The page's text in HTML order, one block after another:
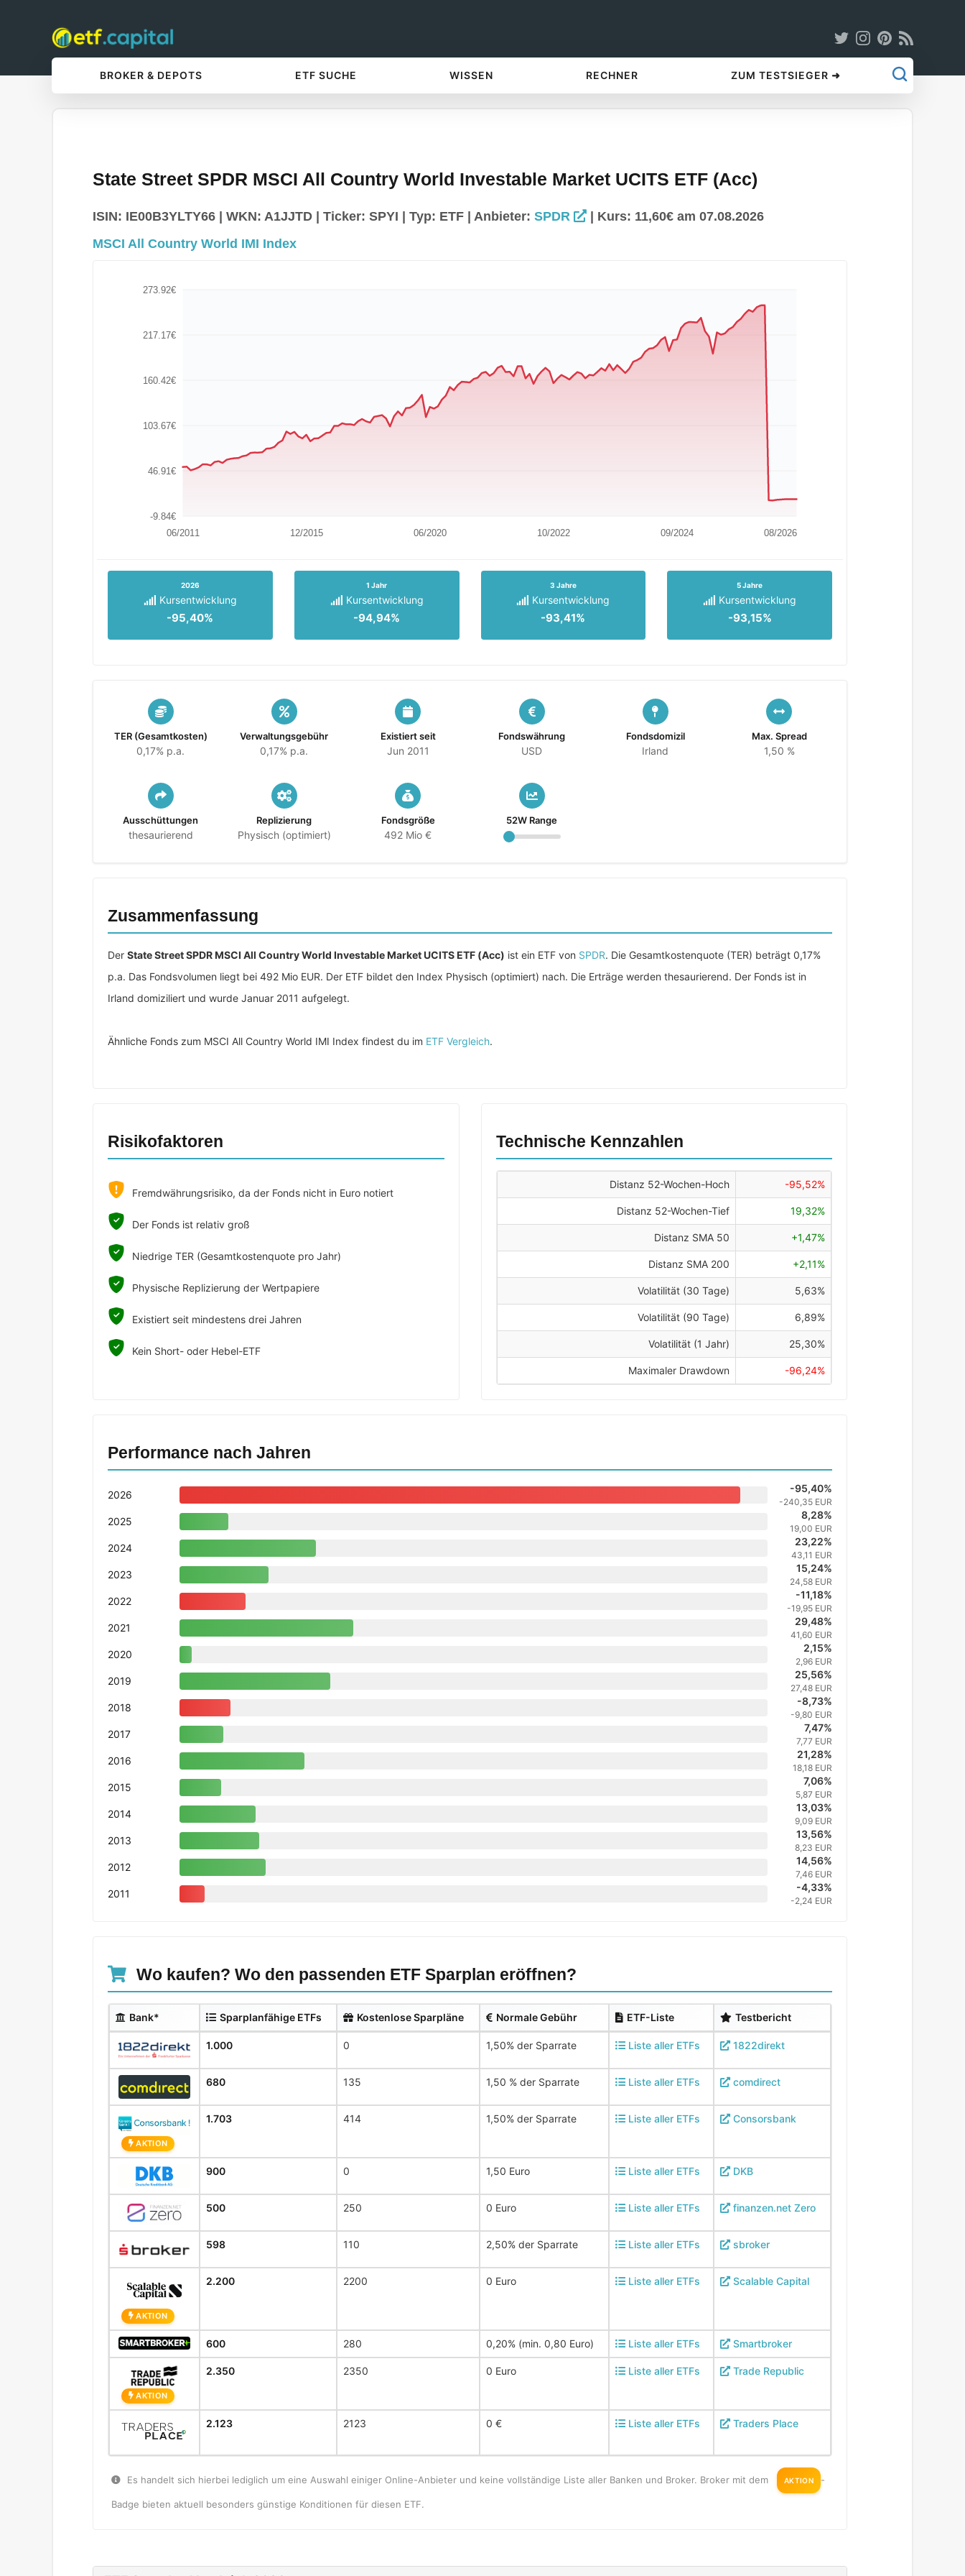
BROKER & DEPOTS ETF SUCHE WISSEN RECHNER ZUM TESTSIEGER ➜
State Street SPDR MSCI All Country World Investable Market UCITS ETF (Acc)
ISIN: IE00B3YLTY66 | WKN: A1JJTD | Ticker: SPYI | Typ: ETF | Anbieter: SPDR
| Kurs: 11,60€ am 07.08.2026
MSCI All Country World IMI Index
-9.84€
46.91€
103.67€
160.42€
217.17€
273.92€
06/2011 12/2015 06/2020 10/2022 09/2024 08/2026
2026
Kursentwicklung
-95,40%
1 Jahr
Kursentwicklung
-94,94%
3 Jahre
Kursentwicklung
-93,41%
5 Jahre
Kursentwicklung
-93,15%
TER (Gesamtkosten)
0,17% p.a.
Verwaltungsgebühr
0,17% p.a.
Existiert seit
Jun 2011
Fondswährung
USD
Fondsdomizil
Irland
Max. Spread
1,50 %
Ausschüttungen
thesaurierend
Replizierung
Physisch (optimiert)
Fondsgröße
492 Mio €
52W Range
Zusammenfassung
Der State Street SPDR MSCI All Country World Investable Market UCITS ETF (Acc) ist ein ETF von SPDR. Die Gesamtkostenquote (TER) beträgt 0,17%
p.a. Das Fondsvolumen liegt bei 492 Mio EUR. Der ETF bildet den Index Physisch (optimiert) nach. Die Erträge werden thesaurierend. Der Fonds ist in
Irland domiziliert und wurde Januar 2011 aufgelegt.
Ähnliche Fonds zum MSCI All Country World IMI Index findest du im ETF Vergleich.
Risikofaktoren
Fremdwährungsrisiko, da der Fonds nicht in Euro notiert
Der Fonds ist relativ groß
Niedrige TER (Gesamtkostenquote pro Jahr)
Physische Replizierung der Wertpapiere
Existiert seit mindestens drei Jahren
Kein Short- oder Hebel-ETF
Technische Kennzahlen
Distanz 52-Wochen-Hoch -95,52%
Distanz 52-Wochen-Tief 19,32%
Distanz SMA 50 +1,47%
Distanz SMA 200 +2,11%
Volatilität (30 Tage) 5,63%
Volatilität (90 Tage) 6,89%
Volatilität (1 Jahr) 25,30%
Maximaler Drawdown -96,24%
Performance nach Jahren
2026 -95,40%
-240,35 EUR
2025 8,28%
19,00 EUR
2024 23,22%
43,11 EUR
2023 15,24%
24,58 EUR
2022 -11,18%
-19,95 EUR
2021 29,48%
41,60 EUR
2020 2,15%
2,96 EUR
2019 25,56%
27,48 EUR
2018 -8,73%
-9,80 EUR
2017 7,47%
7,77 EUR
2016 21,28%
18,18 EUR
2015 7,06%
5,87 EUR
2014 13,03%
9,09 EUR
2013 13,56%
8,23 EUR
2012 14,56%
7,46 EUR
2011 -4,33%
-2,24 EUR
Wo kaufen? Wo den passenden ETF Sparplan eröffnen?
Bank* Sparplanfähige ETFs Kostenlose Sparpläne Normale Gebühr ETF-Liste Testbericht
1.000 0 1,50% der Sparrate Liste aller ETFs 1822direkt
680 135 1,50 % der Sparrate Liste aller ETFs comdirect
AKTION
1.703 414 1,50% der Sparrate Liste aller ETFs Consorsbank
900 0 1,50 Euro Liste aller ETFs DKB
500 250 0 Euro Liste aller ETFs finanzen.net Zero
598 110 2,50% der Sparrate Liste aller ETFs sbroker
AKTION
2.200 2200 0 Euro Liste aller ETFs Scalable Capital
600 280 0,20% (min. 0,80 Euro) Liste aller ETFs Smartbroker
AKTION
2.350 2350 0 Euro Liste aller ETFs Trade Republic
2.123 2123 0 € Liste aller ETFs Traders Place
Es handelt sich hierbei lediglich um eine Auswahl einiger Online-Anbieter und keine vollständige Liste aller Banken und Broker. Broker mit dem AKTION -
Badge bieten aktuell besonders günstige Konditionen für diesen ETF.